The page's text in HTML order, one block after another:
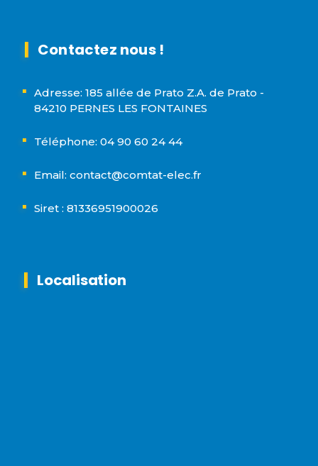
Contactez nous !
Adresse: 185 allée de Prato Z.A. de Prato -
84210 PERNES LES FONTAINES
Téléphone: 04 90 60 24 44
Email: contact@comtat-elec.fr
Siret : 81336951900026
Localisation